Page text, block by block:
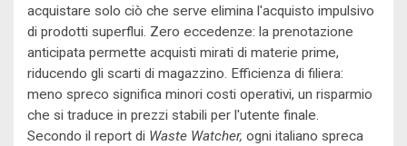
acquistare solo ciò che serve elimina l'acquisto impulsivo
di prodotti superflui. Zero eccedenze: la prenotazione
anticipata permette acquisti mirati di materie prime,
riducendo gli scarti di magazzino. Efficienza di filiera:
meno spreco significa minori costi operativi, un risparmio
che si traduce in prezzi stabili per l'utente finale.
Secondo il report di Waste Watcher, ogni italiano spreca